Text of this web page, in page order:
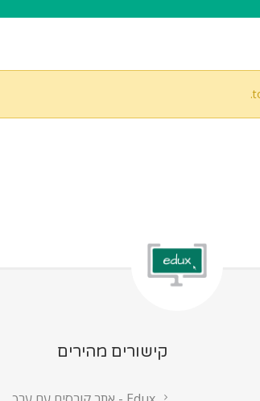
קישורים מהירים